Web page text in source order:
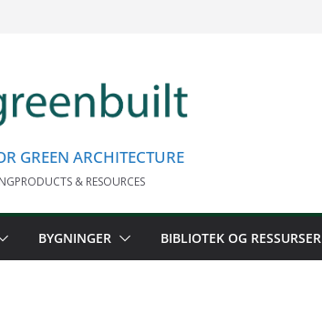
GREEN ARCHITECTURE
& RESOURCES
BYGNINGER BIBLIOTEK OG RESSURSER